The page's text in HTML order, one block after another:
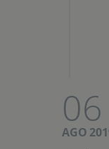
06
AGO